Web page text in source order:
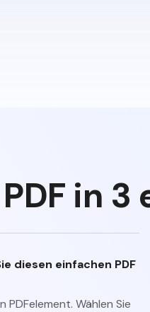
in
diesen einfachen PDF
PDFelement. Wählen Sie